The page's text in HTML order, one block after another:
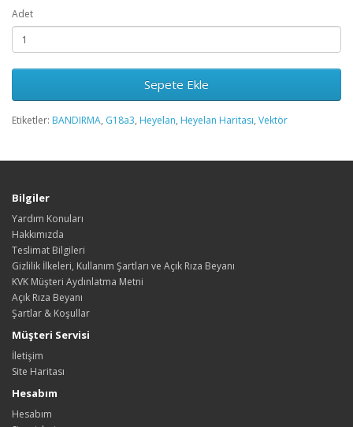
Adet
Sepete Ekle
Etiketler: BANDIRMA, G18a3, Heyelan, Heyelan Haritası, Vektör
Bilgiler
Yardım Konuları
Hakkımızda
Teslimat Bilgileri
Gizlilik İlkeleri, Kullanım Şartları ve Açık Rıza Beyanı
KVK Müşteri Aydınlatma Metni
Açık Rıza Beyanı
Şartlar & Koşullar
Müşteri Servisi
İletişim
Site Haritası
Hesabım
Hesabım